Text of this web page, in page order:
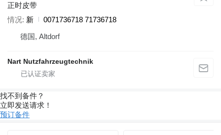
正时皮带
情况 新
0071736718 71736718
德国, Altdorf
Nart Nutzfahrzeugtechnik
找不到备件？
立即发送请求！
预订备件